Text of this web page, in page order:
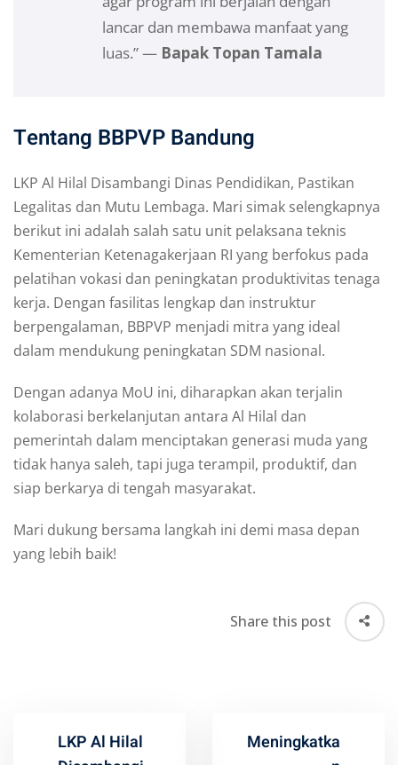
lancar dan membawa manfaat yang
luas.” — Bapak Topan Tamala
Tentang BBPVP Bandung
LKP Al Hilal Disambangi Dinas Pendidikan, Pastikan
Legalitas dan Mutu Lembaga. Mari simak selengkapnya
berikut ini adalah salah satu unit pelaksana teknis
Kementerian Ketenagakerjaan RI yang berfokus pada
pelatihan vokasi dan peningkatan produktivitas tenaga
kerja. Dengan fasilitas lengkap dan instruktur
berpengalaman, BBPVP menjadi mitra yang ideal
dalam mendukung peningkatan SDM nasional.
Dengan adanya MoU ini, diharapkan akan terjalin
kolaborasi berkelanjutan antara Al Hilal dan
pemerintah dalam menciptakan generasi muda yang
tidak hanya saleh, tapi juga terampil, produktif, dan
siap berkarya di tengah masyarakat.
Mari dukung bersama langkah ini demi masa depan
yang lebih baik!
Share this post
LKP Al Hilal
Meningkatka